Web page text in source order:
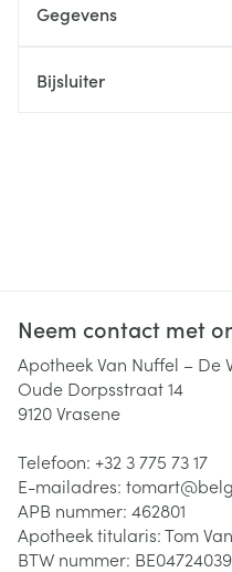
Gegevens
Bijsluiter
Neem contact met
Apotheek Van Nuffel – De
Oude Dorpsstraat 14
9120Vrasene
Telefoon: +32 3 775 73 17
E-mailadres: tomart@
APB nummer: 462801
Apotheek titularis:Tom
BTW nummer: